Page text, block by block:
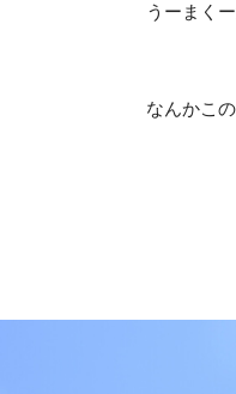
うーまく
なんかこ